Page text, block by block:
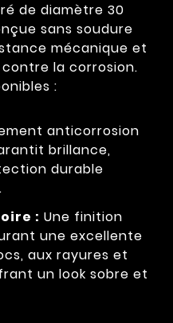
de diamètre 30
sans soudure
mécanique et
la corrosion.
:
anticorrosion
brillance,
durable
: Une finition
une excellente
aux rayures et
un look sobre et